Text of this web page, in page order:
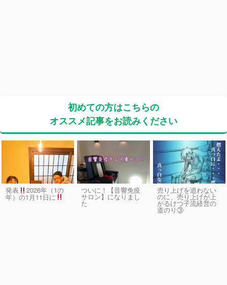
初めての方はこちらの
オススメ記事をお読みください
発表 2026年（1の
年）の1月11日に
ついに！【音響免疫
サロン】になりまし
た
売り上げを追わない
のに、売り上げが上
がるけつ子流経営の
道のり③